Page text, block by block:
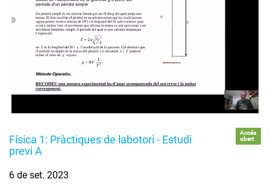
Física 1: Pràctiques de labotori - Estudi
previ A
Accés
obert
6 de set. 2023